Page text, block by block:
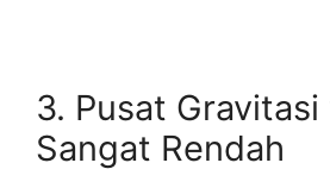
3. Pusat Gravitasi
Sangat Rendah